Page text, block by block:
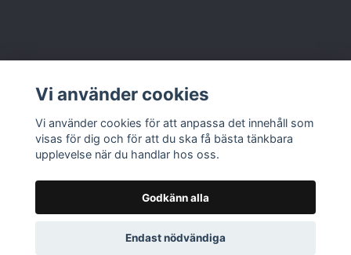
Läs mer
© 2026 Nolbox AB
Vi använder cookies
Vi använder cookies för att anpassa det innehåll som
visas för dig och för att du ska få bästa tänkbara
upplevelse när du handlar hos oss.
Godkänn alla
Endast nödvändiga